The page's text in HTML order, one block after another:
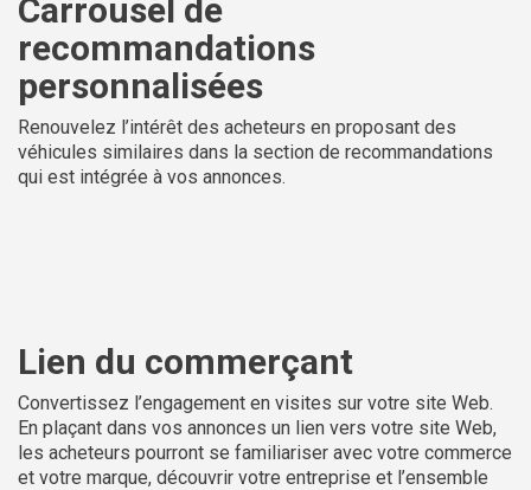
Carrousel de
recommandations
personnalisées
Renouvelez l’intérêt des acheteurs en proposant des
véhicules similaires dans la section de recommandations
qui est intégrée à vos annonces.
Lien du commerçant
Convertissez l’engagement en visites sur votre site Web.
En plaçant dans vos annonces un lien vers votre site Web,
les acheteurs pourront se familiariser avec votre commerce
et votre marque, découvrir votre entreprise et l’ensemble